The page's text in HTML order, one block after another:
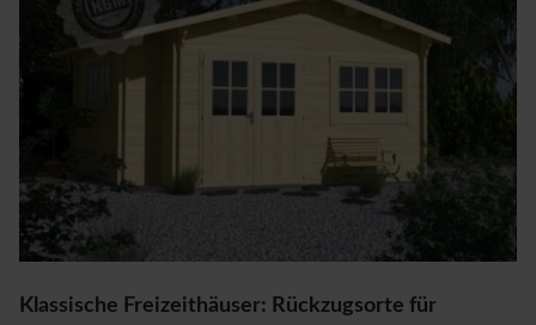
Klassische Freizeithäuser: Rückzugsorte für